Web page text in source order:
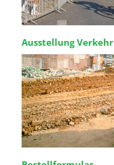
Ausstellung Verkehr